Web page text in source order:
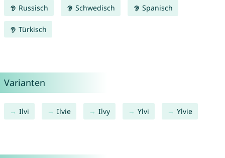
Russisch Schwedisch Spanisch
Türkisch
Varianten
Ilvi Ilvie Ilvy Ylvi Ylvie